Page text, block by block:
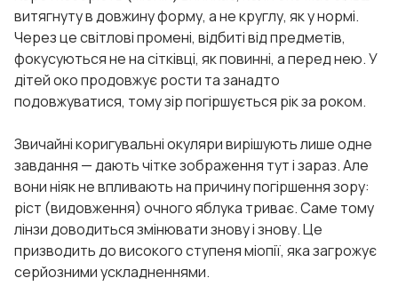
витягнуту в довжину форму, а не круглу, як у нормі.
Через це світлові промені, відбиті від предметів,
фокусуються не на сітківці, як повинні, а перед нею. У
дітей око продовжує рости та занадто
подовжуватися, тому зір погіршується рік за роком.
Звичайні коригувальні окуляри вирішують лише одне
завдання — дають чітке зображення тут і зараз. Але
вони ніяк не впливають на причину погіршення зору:
ріст (видовження) очного яблука триває. Саме тому
лінзи доводиться змінювати знову і знову. Це
призводить до високого ступеня міопії, яка загрожує
серйозними ускладненнями.